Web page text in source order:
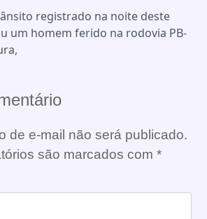
registrado na noite deste
um homem ferido na rodovia PB-
de e-mail não será publicado.
são marcados com *